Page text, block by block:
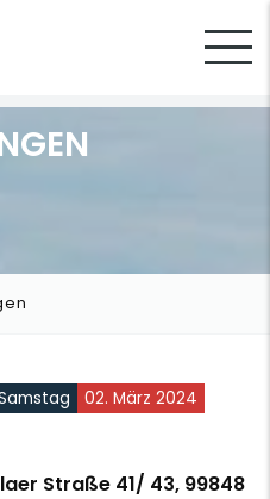
02. März 2024
Straße 41/ 43, 99848